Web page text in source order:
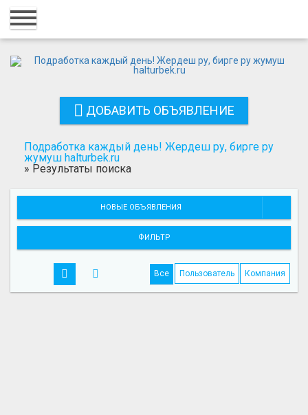
Главная
Добавить объявление
Поиск
ДОБАВИТЬ ОБЪЯВЛЕНИЕ
Подработка каждый день! Жердеш ру, бирге ру
жумуш halturbek.ru
» Результаты поиска
НОВЫЕ ОБЪЯВЛЕНИЯ
ФИЛЬТР
Все Пользователь Компания